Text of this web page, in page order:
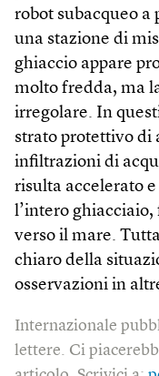
robot subacqueo a
una stazione di
ghiaccio appare
molto fredda, ma
irregolare. In
strato protettivo di
infiltrazioni di
risulta accelerato
l’intero
verso il mare.
chiaro della
osservazioni in
Internazionale
lettere. Ci